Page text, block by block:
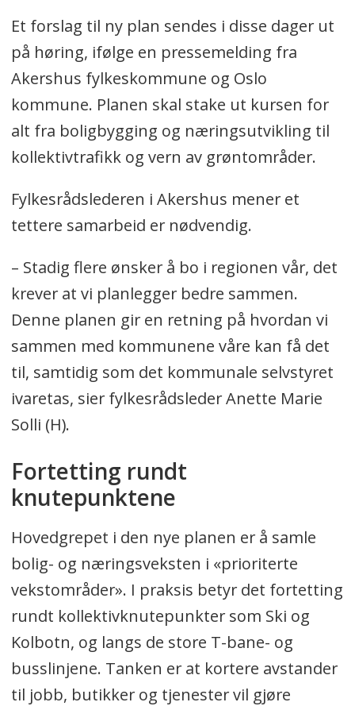
Et forslag til ny plan sendes i disse dager ut
på høring, ifølge en pressemelding fra
Akershus fylkeskommune og Oslo
kommune. Planen skal stake ut kursen for
alt fra boligbygging og næringsutvikling til
kollektivtrafikk og vern av grøntområder.
Fylkesrådslederen i Akershus mener et
tettere samarbeid er nødvendig.
– Stadig flere ønsker å bo i regionen vår, det
krever at vi planlegger bedre sammen.
Denne planen gir en retning på hvordan vi
sammen med kommunene våre kan få det
til, samtidig som det kommunale selvstyret
ivaretas, sier fylkesrådsleder Anette Marie
Solli (H).
Fortetting rundt
knutepunktene
Hovedgrepet i den nye planen er å samle
bolig- og næringsveksten i «prioriterte
vekstområder». I praksis betyr det fortetting
rundt kollektivknutepunkter som Ski og
Kolbotn, og langs de store T-bane- og
busslinjene. Tanken er at kortere avstander
til jobb, butikker og tjenester vil gjøre